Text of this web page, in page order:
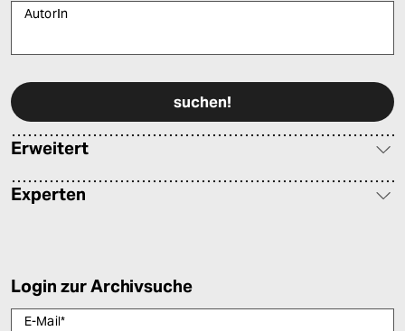
AutorIn
Erweitert
Experten
Login zur Archivsuche
E-Mail*